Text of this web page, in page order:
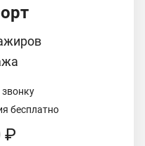
звонку
бесплатно
₽